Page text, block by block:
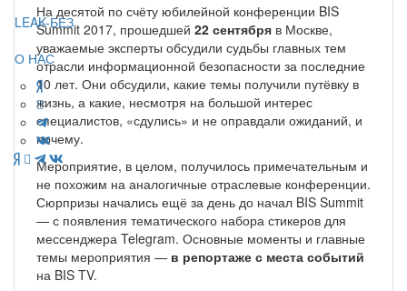
LEAK-БЕЗ
О НАС
На десятой по счёту юбилейной конференции BIS
Summit 2017, прошедшей 22 сентября в Москве,
уважаемые эксперты обсудили судьбы главных тем
отрасли информационной безопасности за последние
10 лет. Они обсудили, какие темы получили путёвку в
жизнь, а какие, несмотря на большой интерес
специалистов, «сдулись» и не оправдали ожиданий, и
почему.
Мероприятие, в целом, получилось примечательным и
не похожим на аналогичные отраслевые конференции.
Сюрпризы начались ещё за день до начал BIS Summit
— с появления тематического набора стикеров для
мессенджера Telegram. Основные моменты и главные
темы мероприятия — в репортаже с места событий
на BIS TV.